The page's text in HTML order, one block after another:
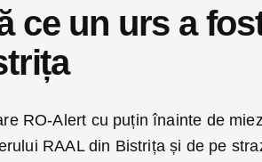
ce un urs a
RO-Alert cu puțin înainte de
RAAL din Bistrița și de pe